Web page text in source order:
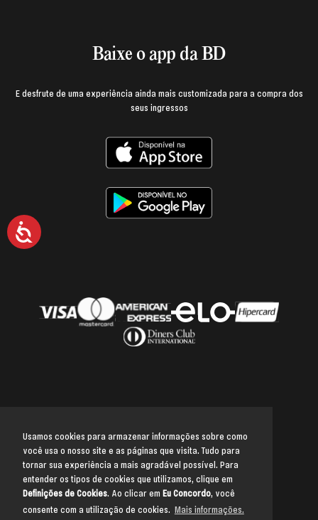
Usamos cookies para armazenar informações sobre como
você usa o nosso site e as páginas que visita. Tudo para
tornar sua experiência a mais agradável possível. Para
entender os tipos de cookies que utilizamos, clique em
Definições de Cookies. Ao clicar em Eu Concordo, você
consente com a utilização de cookies. Mais informações.
Acessibilidade
Baixe o app da BD
E desfrute de uma experiência ainda mais customizada para a compra dos
seus ingressos
Voltar para o topo